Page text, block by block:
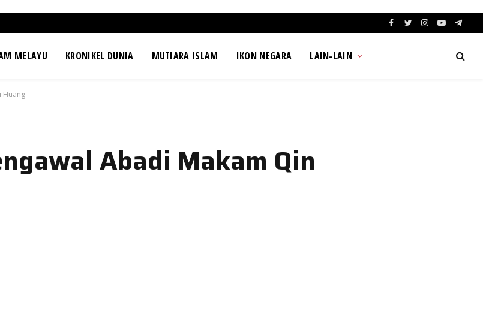
Facebook
TwitterInstagram
YouTube
MELAYU KRONIKEL DUNIA MUTIARA ISLAM IKON NEGARA LAIN-LAIN
Huang
Abadi Makam Qin